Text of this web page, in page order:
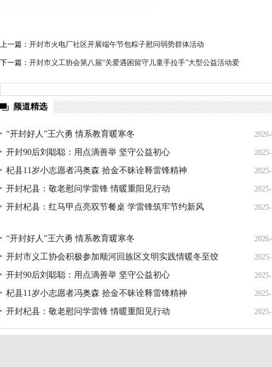
上一篇： 开封市火电厂社区开展端午节包粽子慰问弱势群体活动
下一篇： 开封市义工协会第八届“关爱遇困留守儿童手拉手”大型公益活动爱
频道精选
“开封好人”王六勇 情系教育暖寒冬
开封90后刘聪聪：用点滴善举 坚守公益初心
杞县11岁小志愿者冯奥森 拾金不昧诠释雷锋精神
开封杞县：敬老慰问学雷锋 情暖重阳见行动
开封杞县：红马甲点亮双节餐桌 学雷锋筑牢节约新风
“开封好人”王六勇 情系教育暖寒冬
开封市义工协会积极参加顺河回族区文明实践情暖冬至饺
开封90后刘聪聪：用点滴善举 坚守公益初心
杞县11岁小志愿者冯奥森 拾金不昧诠释雷锋精神
开封杞县：敬老慰问学雷锋 情暖重阳见行动